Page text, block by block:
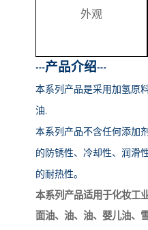
外观
┅产品介绍┅
本系列产品是采用加氢原
油.
本系列产品不含任何添加
的防锈性、冷却性、润滑
的耐热性。
本系列产品适用于化妆工
面油、油、油、婴儿油、